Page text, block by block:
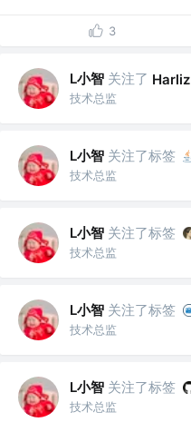
3
L小智 关注了 Harliz
技术总监
L小智 关注了标签
技术总监
L小智 关注了标签
技术总监
L小智 关注了标签
技术总监
L小智 关注了标签
技术总监